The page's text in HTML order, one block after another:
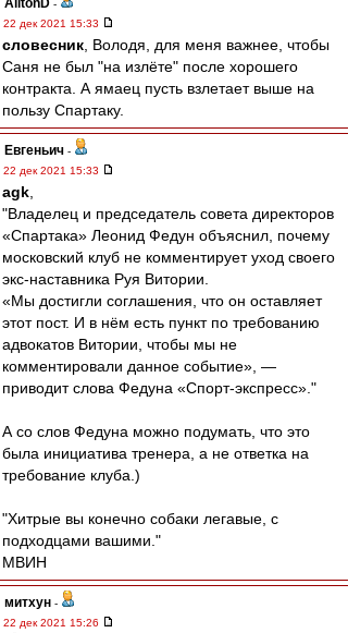
AiltonD -
22 дек 2021 15:33
словесник , Володя, для меня важнее, чтобы
Саня не был "на излёте" после хорошего
контракта. А ямаец пусть взлетает выше на
пользу Спартаку.
Евгеньич -
22 дек 2021 15:33
agk
"Владелец и председатель совета директоров
«Спартака» Леонид Федун объяснил, почему
московский клуб не комментирует уход своего
экс-наставника Руя Витории.
«Мы достигли соглашения, что он оставляет
этот пост. И в нём есть пункт по требованию
адвокатов Витории, чтобы мы не
комментировали данное событие», —
приводит слова Федуна «Спорт-экспресс»."
А со слов Федуна можно подумать, что это
была инициатива тренера, а не ответка на
требование клуба.)
"Хитрые вы конечно собаки легавые, с
подходцами вашими."
МВИН
митхун -
22 дек 2021 15:26